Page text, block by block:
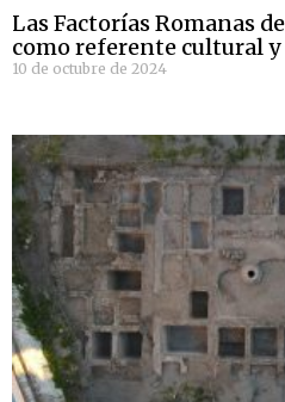
Las Factorías Romanas
como referente cultural
10 de octubre de 2024